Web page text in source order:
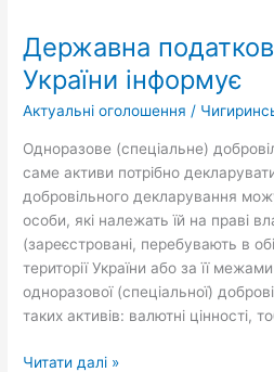
Державна
України інформує
Актуальні оголошення /
Одноразове (спеціальне)
саме активи потрібно
добровільного декларування
особи, які належать їй на праві
(зареєстровані, перебувають в
території України або за її
одноразової (спеціальної)
таких активів: валютні цінності,
служба
України
інформує
Читати далі »